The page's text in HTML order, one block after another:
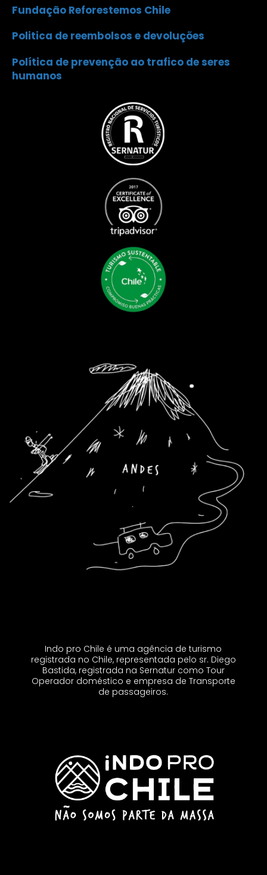
Fundação Reforestemos Chile
Politica de reembolsos e devoluções
Política de prevenção ao trafico de seres
humanos
Indo pro Chile é uma agência de turismo
registrada no Chile, representada pelo sr. Diego
Bastida, registrada na Sernatur como Tour
Operador doméstico e empresa de Transporte
de passageiros.